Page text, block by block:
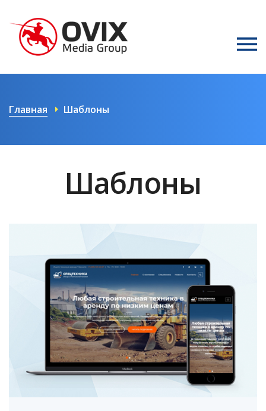
Главная Шаблоны
Шаблоны